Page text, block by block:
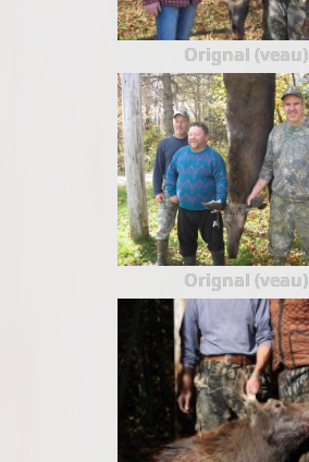
Orignal (veau)
Orignal (veau)